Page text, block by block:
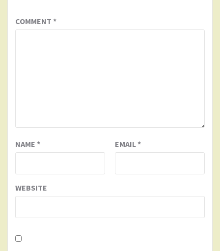
COMMENT *
NAME * EMAIL*
WEBSITE